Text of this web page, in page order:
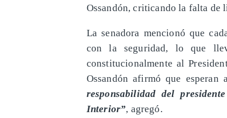
Ossandón, criticando la falta de
La senadora mencionó que
con la seguridad, lo que
constitucionalmente al
Ossandón afirmó que esperan
responsabilidad del
Interior”, agregó.